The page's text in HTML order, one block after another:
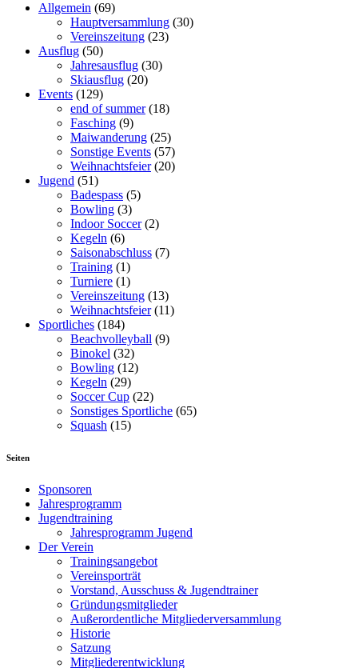
Allgemein (69)
Hauptversammlung (30)
Vereinszeitung (23)
Ausflug (50)
Jahresausflug (30)
Skiausflug (20)
Events (129)
end of summer(18)
Fasching (9)
Maiwanderung (25)
Sonstige Events (57)
Weihnachtsfeier(20)
Jugend (51)
Badespass (5)
Bowling (3)
Indoor Soccer(2)
Kegeln (6)
Saisonabschluss (7)
Training (1)
Turniere (1)
Vereinszeitung (13)
Weihnachtsfeier(11)
Sportliches (184)
Beachvolleyball (9)
Binokel (32)
Bowling (12)
Kegeln (29)
Soccer Cup (22)
Sonstiges Sportliche (65)
Squash (15)
Seiten
Sponsoren
Jahresprogramm
Jugendtraining
Jahresprogramm Jugend
Der Verein
Trainingsangebot
Vereinsporträt
Vorstand, Ausschuss & Jugendtrainer
Gründungsmitglieder
Außerordentliche Mitgliederversammlung
Historie
Satzung
Mitgliederentwicklung